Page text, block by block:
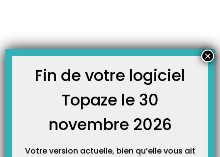
Principe : Vous empruntez de l’argent à la banque pour démarrer votre
intérêt, pour cela vous allez devoir créer des dépenses. Méthode : Pour
enregistrer…Fin de votre logiciel
Topaze le 30
novembre 2026
Votre version actuelle, bien qu’elle vous ait
×